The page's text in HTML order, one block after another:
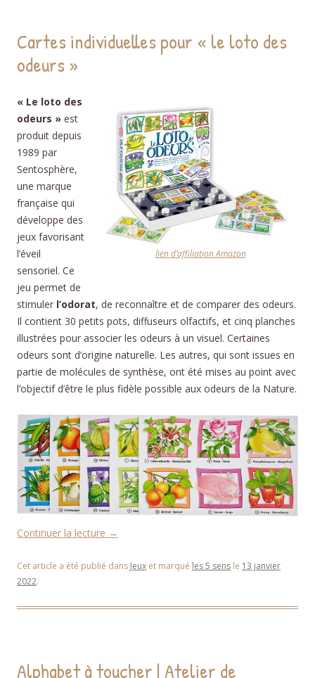
Cartes individuelles pour « le loto des
odeurs »
lien d’affiliation Amazon
« Le loto des
odeurs » est
produit depuis
1989 par
Sentosphère,
une marque
française qui
développe des
jeux favorisant
l’éveil
sensoriel. Ce
jeu permet de
stimuler l’odorat, de reconnaître et de comparer des odeurs.
Il contient 30 petits pots, diffuseurs olfactifs, et cinq planches
illustrées pour associer les odeurs à un visuel. Certaines
odeurs sont d’origine naturelle. Les autres, qui sont issues en
partie de molécules de synthèse, ont été mises au point avec
l’objectif d’être le plus fidèle possible aux odeurs de la Nature.
Continuer la lecture →
Cet article a été publié dans Jeux et marqué les 5 sens le 13 janvier
2022.
Alphabet à toucher | Atelier de